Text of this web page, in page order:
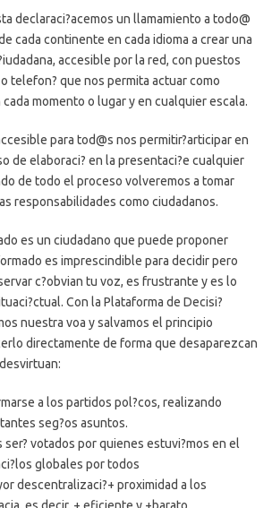
declaraci?acemos un llamamiento a todo@
cada continente en cada idioma a crear una
accesible por la red, con puestos
telefon? que nos permita actuar como
cada momento o lugar y en cualquier escala.
para tod@s nos permitir?articipar en
de elaboraci? en la presentaci?e cualquier
de todo el proceso volveremos a tomar
responsabilidades como ciudadanos.
es un ciudadano que puede proponer
es imprescindible para decidir pero
c?obvian tu voz, es frustrante y es lo
Con la Plataforma de Decisi?
nuestra voa y salvamos el principio
directamente de forma que desaparezcan
a los partidos pol?cos, realizando
seg?os asuntos.
votados por quienes estuvi?mos en el
globales por todos
descentralizaci?+ proximidad a los